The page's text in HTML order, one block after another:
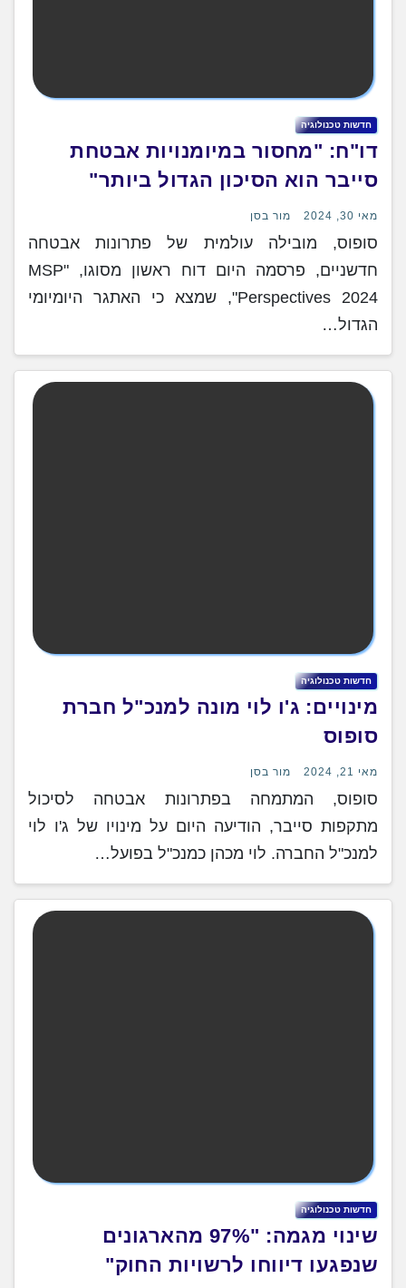
חדשות טכנולוגיה
דו"ח: "מחסור במיומנויות אבטחת
סייבר הוא הסיכון הגדול ביותר"
מאי 30, 2024 מור בסן
סופוס, מובילה עולמית של פתרונות אבטחה
חדשניים, פרסמה היום דוח ראשון מסוגו, "MSP
Perspectives 2024", שמצא כי האתגר היומיומי
הגדול…
חדשות טכנולוגיה
מינויים: ג'ו לוי מונה למנכ"ל חברת
סופוס
מאי 21, 2024 מור בסן
סופוס, המתמחה בפתרונות אבטחה לסיכול
מתקפות סייבר, הודיעה היום על מינויו של ג'ו לוי
למנכ"ל החברה. לוי מכהן כמנכ"ל בפועל…
חדשות טכנולוגיה
שינוי מגמה: "97% מהארגונים
שנפגעו דיווחו לרשויות החוק"